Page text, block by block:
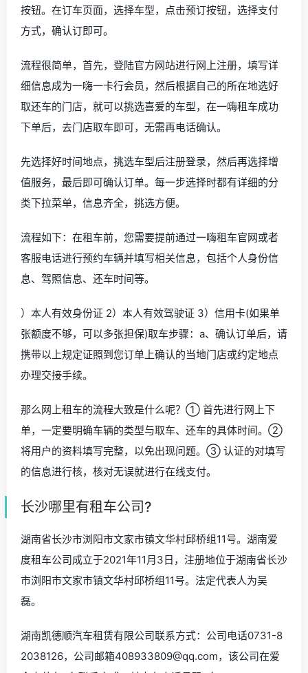
按钮。在订车页面，选择车型，点击预订按钮，选择支付
方式，确认订即可。
流程很简单，首先，登陆官方网站进行网上注册，填写详
细信息成为一嗨一卡行会员，然后根据自己的所在地选好
取还车的门店，就可以挑选喜爱的车型，在一嗨租车成功
下单后，去门店取车即可，无需再电话确认。
先选择好时间地点，挑选车型后注册登录，然后再选择增
值服务，最后即可确认订单。每一步选择时都有详细的分
类下拉菜单，信息齐全，挑选方便。
流程如下：在租车前，您需要提前通过一嗨租车官网或者
客服电话进行预约车辆并填写相关信息，包括个人身份信
息、驾照信息、还车时间等。
）本人有效身份证 2）本人有效驾驶证 3）信用卡(如果单
张额度不够，可以多张担保)取车步骤：a、确认订单后，请
携带以上规定证照到您订单上确认的当地门店或约定地点
办理交接手续。
那么网上租车的流程大致是什么呢？① 首先进行网上下
单，一定要明确车辆的类型与取车、还车的具体时间。②
将用户的资料填写完整，以免出现问题。③ 认证的对填写
的信息进行核，核对无误就进行在线支付。
长沙哪里有租车公司?
湖南省长沙市浏阳市文家市镇文华村邱桥组11号。湖南爱
度租车公司成立于2021年11月3日，注册地位于湖南省长沙
市浏阳市文家市镇文华村邱桥组11号。法定代表人为吴
磊。
湖南凯德顺汽车租赁有限公司联系方式：公司电话0731-8
2038126，公司邮箱408933809@qq.com，该公司在爱